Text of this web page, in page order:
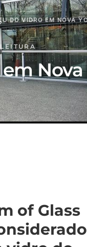
DO VIDRO EM NOVA
Nova
of Glass